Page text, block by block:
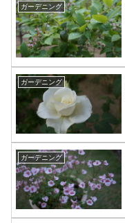
ガーデニング
ガーデニング
ガーデニング